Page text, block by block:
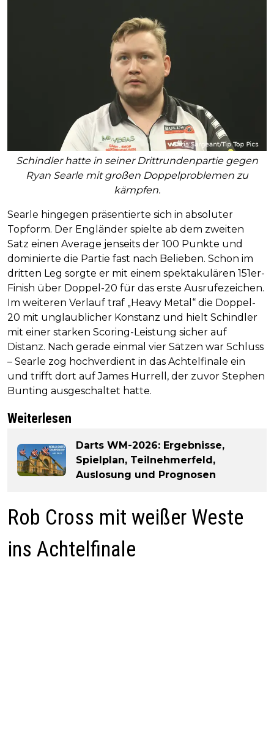
Schindler hatte in seiner Drittrundenpartie gegen
Ryan Searle mit großen Doppelproblemen zu
kämpfen.
Searle hingegen präsentierte sich in absoluter
Topform. Der Engländer spielte ab dem zweiten
Satz einen Average jenseits der 100 Punkte und
dominierte die Partie fast nach Belieben. Schon im
dritten Leg sorgte er mit einem spektakulären 151er-
Finish über Doppel-20 für das erste Ausrufezeichen.
Im weiteren Verlauf traf „Heavy Metal“ die Doppel-
20 mit unglaublicher Konstanz und hielt Schindler
mit einer starken Scoring-Leistung sicher auf
Distanz. Nach gerade einmal vier Sätzen war Schluss
– Searle zog hochverdient in das Achtelfinale ein
und trifft dort auf James Hurrell, der zuvor Stephen
Bunting ausgeschaltet hatte.
Weiterlesen
Darts WM-2026: Ergebnisse,
Spielplan, Teilnehmerfeld,
Auslosung und Prognosen
Rob Cross mit weißer Weste
ins Achtelfinale